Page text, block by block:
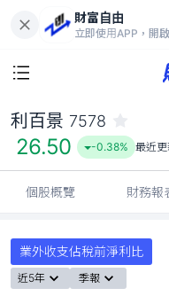
財富自由
立即使用APP，開
利百景 7578
26.50 -0.38% 最近更
個股概覽 財務報
業外收支佔稅前淨利比
近5年 季報